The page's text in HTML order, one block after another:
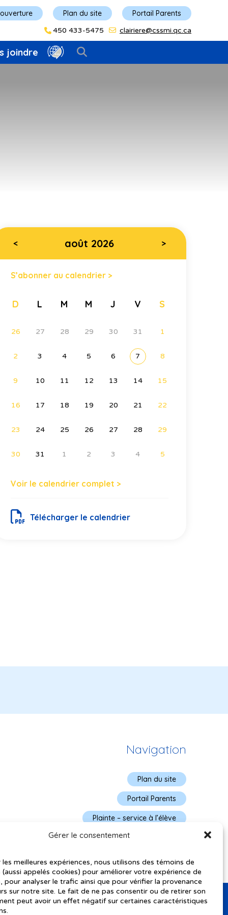
Gérer le consentement
meilleures expériences, nous utilisons des témoins de
appelés cookies) pour améliorer votre expérience de
pour analyser le trafic ainsi que pour vérifier la provenance
sur notre site. Le fait de ne pas consentir ou de retirer son
peut avoir un effet négatif sur certaines caractéristiques
Plan du site Portail Parents
450 433-5475 clairiere@cssmi.qc.ca
joindre
< août 2026 >
S’abonner au calendrier >
D L M M J V S
26 27 28 29 30 31 1
2 3 4 5 6 7 8
9 10 11 12 13 14 15
16 17 18 19 20 21 22
23 24 25 26 27 28 29
30 31 1 2 3 4 5
Voir le calendrier complet >
Télécharger le calendrier
Navigation
Plan du site
Portail Parents
Plainte – service à l’élève
Politique de confidentialité